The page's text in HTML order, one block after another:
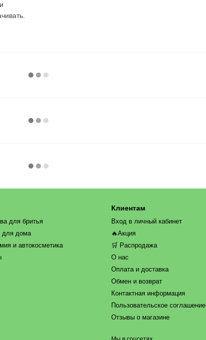
для бритья
для дома
и автокосметика
Клиентам
Вход в личный кабинет
🔥Акция
🛒 Распродажа
О нас
Оплата и доставка
Обмен и возврат
Контактная информация
Пользовательское соглашение
Отзывы о магазине